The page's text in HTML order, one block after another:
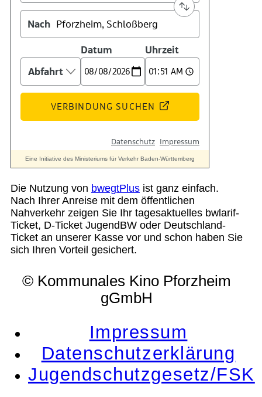
Suche
Menü Menü
Die Nutzung von bwegtPlus ist ganz einfach.
Nach Ihrer Anreise mit dem öffentlichen
Nahverkehr zeigen Sie Ihr tagesaktuelles bwlarif-
Ticket, D-Ticket JugendBW oder Deutschland-
Ticket an unserer Kasse vor und schon haben Sie
sich Ihren Vorteil gesichert.
© Kommunales Kino Pforzheim
gGmbH
Impressum
Datenschutzerklärung
Jugendschutzgesetz/FSK